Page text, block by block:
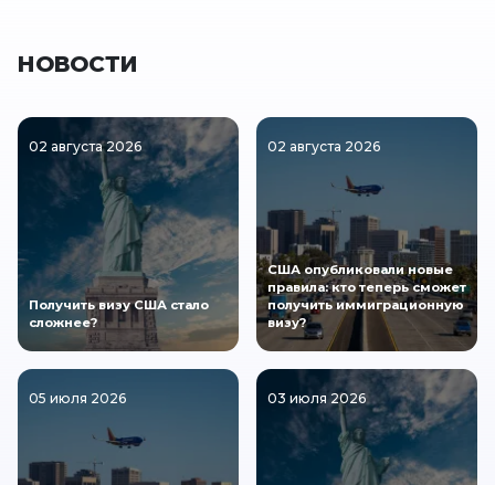
НОВОСТИ
02 августа 2026
Получить визу США стало
сложнее?
02 августа 2026
США опубликовали новые
правила: кто теперь сможет
получить иммиграционную
визу?
05 июля 2026 03 июля 2026